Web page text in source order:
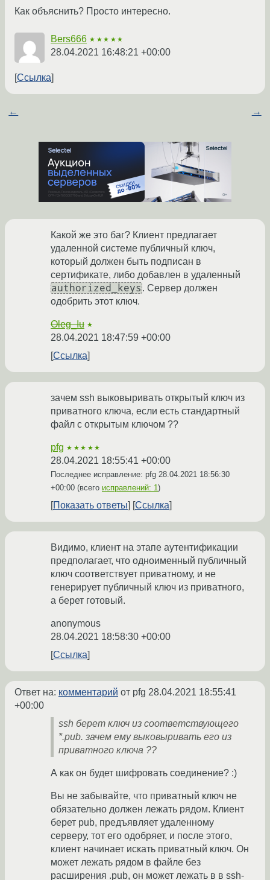
Как объяснить? Просто интересно.
Bers666 ★★★★★
28.04.2021 16:48:21 +00:00
Ссылка
← →
Какой же это баг? Клиент предлагает
удаленной системе публичный ключ,
который должен быть подписан в
сертификате, либо добавлен в удаленный
authorized_keys . Сервер должен
одобрить этот ключ.
Oleg_Iu ★
28.04.2021 18:47:59 +00:00
Ссылка
зачем ssh выковыривать открытый ключ из
приватного ключа, если есть стандартный
файл с открытым ключом ??
pfg ★★★★★
28.04.2021 18:55:41 +00:00
Последнее исправление: pfg 28.04.2021 18:56:30
+00:00 (всего исправлений: 1)
Показать ответы Ссылка
Видимо, клиент на этапе аутентификации
предполагает, что одноименный публичный
ключ соответствует приватному, и не
генерирует публичный ключ из приватного,
а берет готовый.
anonymous
28.04.2021 18:58:30 +00:00
Ссылка
Ответ на: комментарий от pfg 28.04.2021 18:55:41
+00:00
ssh берет ключ из соответствующего
*.pub. зачем ему выковыривать его из
приватного ключа ??
А как он будет шифровать соединение? :)
Вы не забывайте, что приватный ключ не
обязательно должен лежать рядом. Клиент
берет pub, предъявляет удаленному
серверу, тот его одобряет, и после этого,
клиент начинает искать приватный ключ. Он
может лежать рядом в файле без
расширения .pub, он может лежать в в ssh-